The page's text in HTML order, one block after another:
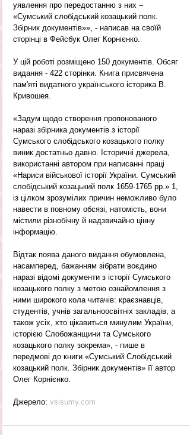
уявлення про передостанню з них –
«Сумський слобідський козацький полк.
Збірник документів»», - написав на своїй
сторінці в Фейсбук Олег Корнієнко.
У цій роботі розміщено 150 документів. Обсяг
видання - 422 сторінки. Книга присвячена
пам'яті видатного українського історика В.
Кривошея.
«Задум щодо створення пропонованого
наразі збірника документів з історії
Сумського слобідського козацького полку
виник достатньо давно. Історичні джерела,
використанні автором при написанні праці
«Нариси військової історії України. Сумський
слобідський козацький полк 1659-1765 рр.» 1,
із цілком зрозумілих причин неможливо було
навести в повному обсязі, натомість, вони
містили різнобічну й надзвичайно цінну
інформацію.
Відтак поява даного видання обумовлена,
насамперед, бажанням зібрати воєдино
наразі відомі документи з історії Сумського
козацького полку з метою ознайомлення з
ними широкого кола читачів: краєзнавців,
студентів, учнів загальноосвітніх закладів, а
також усіх, хто цікавиться минулим України,
історією Слобожанщини та Сумського
козацького полку зокрема», - пише в
передмові до книги «Сумський Слобідський
козацький полк. Збірник документів» її автор
Олег Корнієнко.
Джерело: vsisumy.com